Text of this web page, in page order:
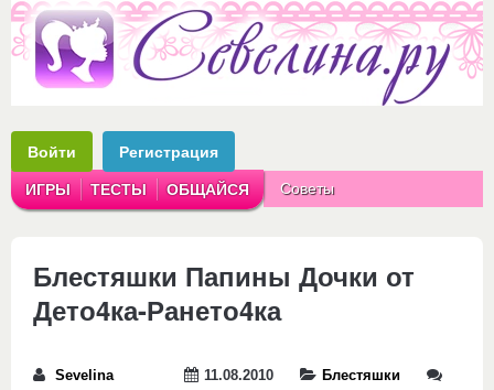
Войти Регистрация
ИГРЫ ТЕСТЫ ОБЩАЙСЯ Советы
Блестяшки Папины Дочки от
Дето4ка-Рането4ка
Sevelina 11.08.2010
Блестяшки